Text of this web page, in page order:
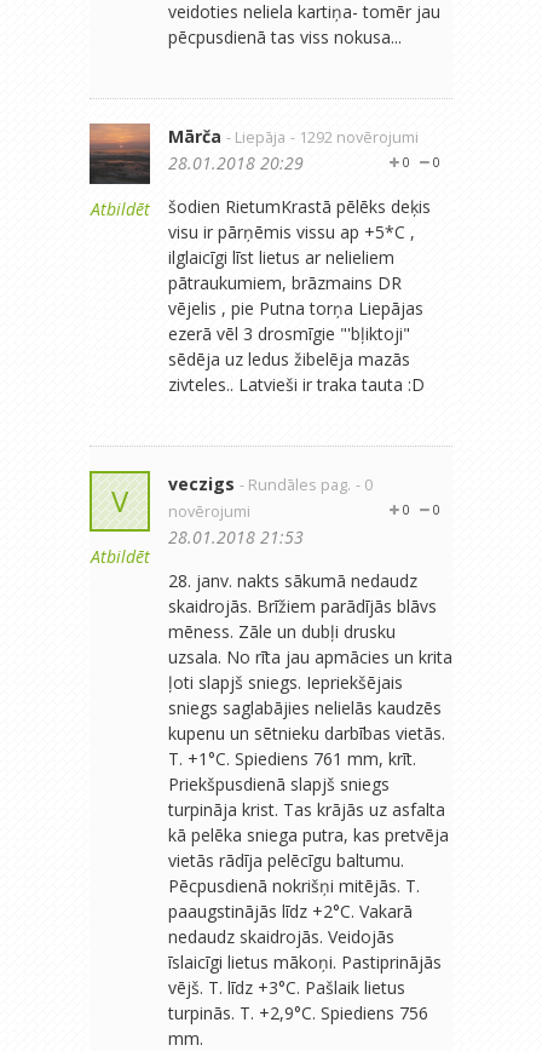
veidoties neliela kartiņa- tomēr jau
pēcpusdienā tas viss nokusa...
Atbildēt
Mārča - Liepāja - 1292 novērojumi
0
0
28.01.2018 20:29
šodien RietumKrastā pēlēks deķis
visu ir pārņēmis vissu ap +5*C ,
ilglaicīgi līst lietus ar nelieliem
pātraukumiem, brāzmains DR
vējelis , pie Putna torņa Liepājas
ezerā vēl 3 drosmīgie "'bļiktoji"
sēdēja uz ledus žibelēja mazās
zivteles.. Latvieši ir traka tauta :D
V
Atbildēt
veczigs - Rundāles pag. - 0
novērojumi
0
0
28.01.2018 21:53
28. janv. nakts sākumā nedaudz
skaidrojās. Brīžiem parādījās blāvs
mēness. Zāle un dubļi drusku
uzsala. No rīta jau apmācies un krita
ļoti slapjš sniegs. Iepriekšējais
sniegs saglabājies nelielās kaudzēs
kupenu un sētnieku darbības vietās.
T. +1°C. Spiediens 761 mm, krīt.
Priekšpusdienā slapjš sniegs
turpināja krist. Tas krājās uz asfalta
kā pelēka sniega putra, kas pretvēja
vietās rādīja pelēcīgu baltumu.
Pēcpusdienā nokrišņi mitējās. T.
paaugstinājās līdz +2°C. Vakarā
nedaudz skaidrojās. Veidojās
īslaicīgi lietus mākoņi. Pastiprinājās
vējš. T. līdz +3°C. Pašlaik lietus
turpinās. T. +2,9°C. Spiediens 756
mm.